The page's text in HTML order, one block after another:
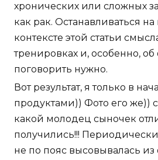
хронических или сложных
как рак. Останавливаться
контексте этой статьи
тренировках и, особенно, об
поговорить нужно.
Вот результат, я только в
продуктами)) Фото его же))
какой молодец сыночек
получились!!! Периодически
не по пояс высовывалась из